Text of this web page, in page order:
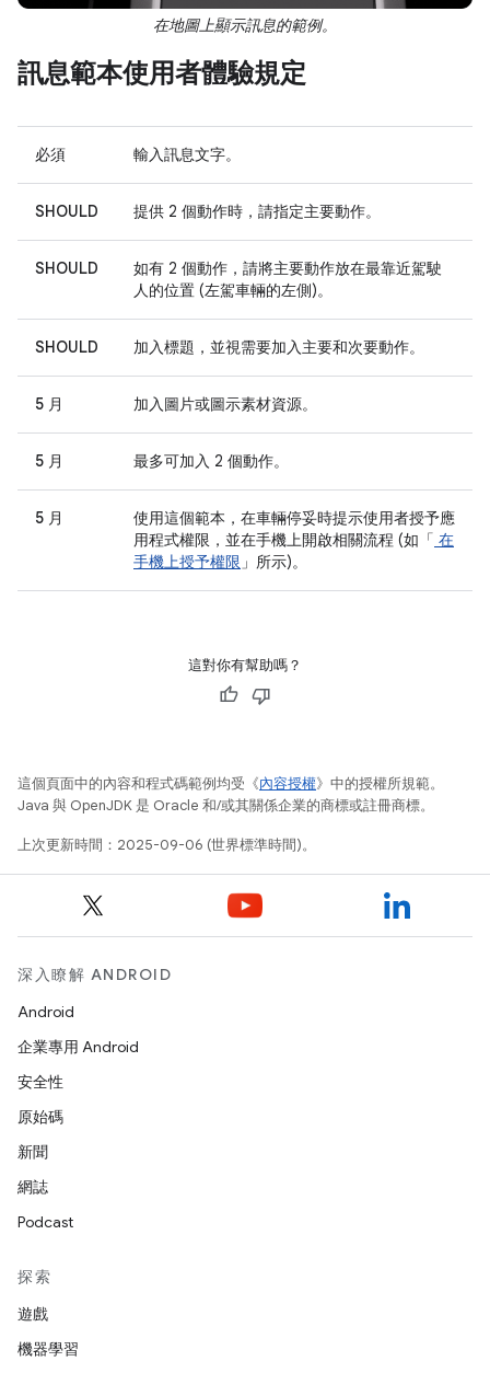
在地圖上顯示訊息的範例。
訊息範本使用者體驗規定
必須 輸入訊息文字。
SHOULD 提供 2 個動作時，請指定主要動作。
SHOULD
如有 2 個動作，請將主要動作放在最靠近駕駛
人的位置 (左駕車輛的左側)。
SHOULD 加入標題，並視需要加入主要和次要動作。
5 月 加入圖片或圖示素材資源。
5 月 最多可加入 2 個動作。
5 月
使用這個範本，在車輛停妥時提示使用者授予應
用程式權限，並在手機上開啟相關流程 (如「 在
手機上授予權限 」所示)。
這對你有幫助嗎？
這個頁面中的內容和程式碼範例均受《內容授權》中的授權所規範。
Java 與 OpenJDK 是 Oracle 和/或其關係企業的商標或註冊商標。
上次更新時間：2025-09-06 (世界標準時間)。
深入瞭解 ANDROID
Android
企業專用 Android
安全性
原始碼
新聞
網誌
Podcast
探索
遊戲
機器學習